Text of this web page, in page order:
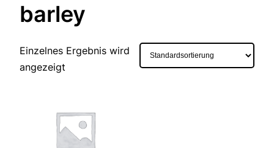
barley
Einzelnes Ergebnis wird
angezeigt